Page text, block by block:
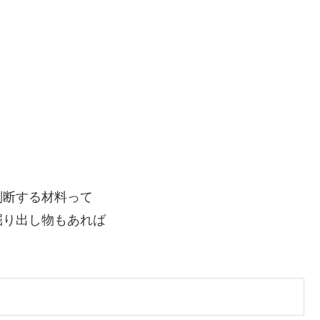
する材料って
出し物もあれば